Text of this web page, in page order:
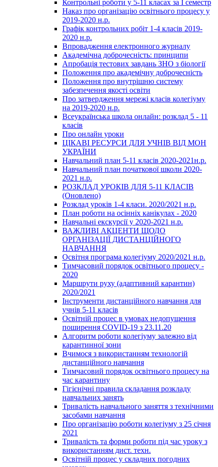
Контрольні роботи у 5-11 класах за І семестр
Наказ про організацію освітнього процесу у
2019-2020 н.р.
Графік контрольних робіт 1-4 класів 2019-
2020 н.р.
Впровадження електронного журналу
Академічна доброчесність: принципи
Апробація тестових завдань ЗНО з біології
Положення про академічну доброчесність
Положення про внутрішню систему
забезпечення якості освіти
Про затвердження мережі класів колегіуму
на 2019-2020 н.р.
Всеукраїнська школа онлайн: розклад 5 - 11
класів
Про онлайн уроки
ЦІКАВІ РЕСУРСИ ДЛЯ УЧНІВ ВІД МОН
УКРАЇНИ
Навчальний план 5-11 класів 2020-2021н.р.
Навчальний план початкової школи 2020-
2021 н.р.
РОЗКЛАД УРОКІВ ДЛЯ 5-11 КЛАСІВ
(Оновлено)
Розклад уроків 1-4 класи. 2020/2021 н.р.
План роботи на осінніх канікулах - 2020
Навчальні екскурсії у 2020-2021 н.р.
ВАЖЛИВІ АКЦЕНТИ ЩОДО
ОРГАНІЗАЦІЇ ДИСТАНЦІЙНОГО
НАВЧАННЯ
Освітня програма колегіуму 2020/2021 н.р.
Тимчасовий порядок освітнього процесу -
2020
Маршрути руху (адаптивний карантин)
2020/2021
Інструменти дистанційного навчання для
учнів 5-11 класів
Освітній процес в умовах недопущення
поширення COVID-19 з 23.11.20
Алгоритм роботи колегіуму залежно від
карантинної зони
Вчимося з використанням технологій
дистанційного навчання
Тимчасовий порядок освітнього процесу на
час карантину
Гігієнічні правила складання розкладу
навчальних занять
Тривалість навчального заняття з технічними
засобами навчання
Про організацію роботи колегіуму з 25 січня
2021
Тривалість та форми роботи під час уроку з
використанням дист. техн.
Освітній процес у складних погодних